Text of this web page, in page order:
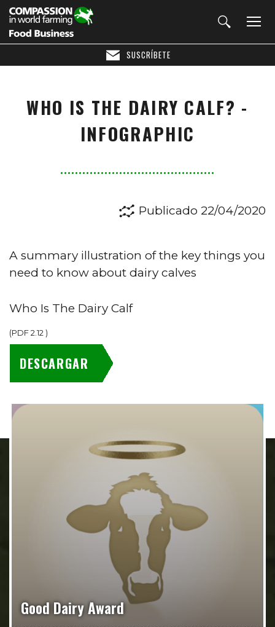
SUSCRÍBETE
WHO IS THE DAIRY CALF? -
INFOGRAPHIC
Publicado 22/04/2020
A summary illustration of the key things you
need to know about dairy calves
Who Is The Dairy Calf
(PDF2.12 )
DESCARGAR
Good Dairy Award